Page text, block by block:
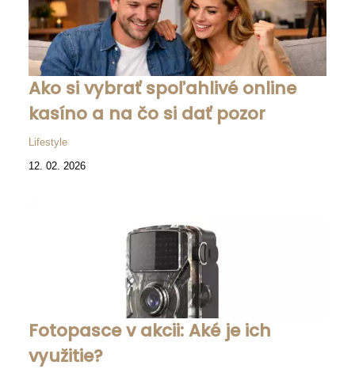
Ako si vybrať spoľahlivé online
kasíno a na čo si dať pozor
Lifestyle
12. 02. 2026
Fotopasce v akcii: Aké je ich
využitie?